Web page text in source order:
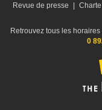
Revue de presse
|
Retrouvez tous les
0